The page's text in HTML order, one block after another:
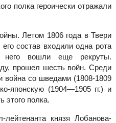
полка героически отражали
Летом 1806 года в Твери
состав входили одна рота
него вошли еще рекруты.
прошел шесть войн. Среди
война со шведами (1808-1809
японскую (1904—1905 гг.) и
этого полка.
князя Лобанова-